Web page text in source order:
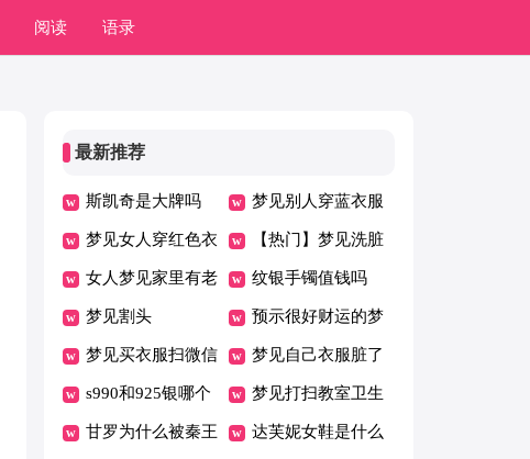
阅读 语录
最新推荐
斯凯奇是大牌吗 梦见别人穿蓝衣服
梦见女人穿红色衣
服[热门]
【热门】梦见洗脏
衣服
女人梦见家里有老
鼠是什么意思
纹银手镯值钱吗
梦见割头 预示很好财运的梦
境
梦见买衣服扫微信
付款
梦见自己衣服脏了
是什么意思
s990和925银哪个
好
梦见打扫教室卫生
甘罗为什么被秦王 达芙妮女鞋是什么